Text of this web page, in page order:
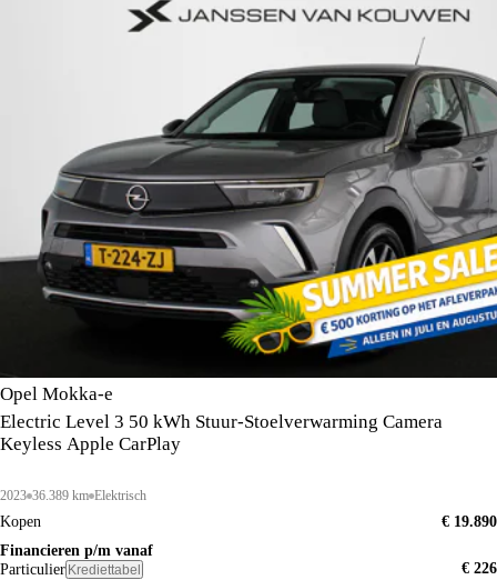
Opel Mokka-e
Electric Level 3 50 kWh Stuur-Stoelverwarming Camera
Keyless Apple CarPlay
2023 36.389 km Elektrisch
Kopen
€ 19.890
Financieren p/m vanaf
Particulier Krediettabel
€ 226